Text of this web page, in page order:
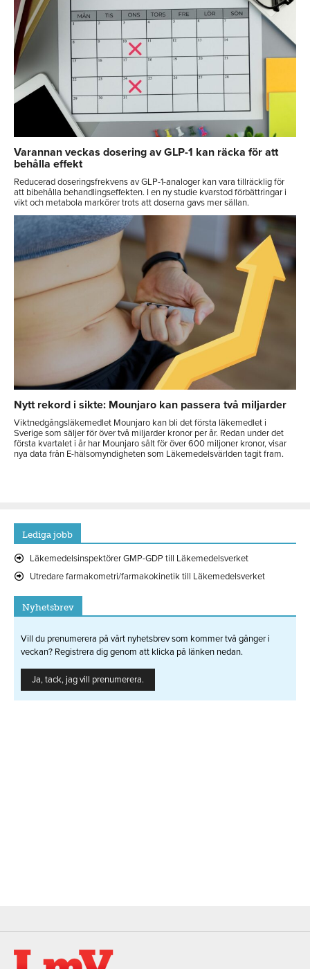
Varannan veckas dosering av GLP-1 kan räcka för att
behålla effekt
Reducerad doseringsfrekvens av GLP-1-analoger kan vara tillräcklig för
att bibehålla behandlingseffekten. I en ny studie kvarstod förbättringar i
vikt och metabola markörer trots att doserna gavs mer sällan.
Nytt rekord i sikte: Mounjaro kan passera två miljarder
Viktnedgångsläkemedlet Mounjaro kan bli det första läkemedlet i
Sverige som säljer för över två miljarder kronor per år. Redan under det
första kvartalet i år har Mounjaro sålt för över 600 miljoner kronor, visar
nya data från E-hälsomyndigheten som Läkemedelsvärlden tagit fram.
Lediga jobb
Läkemedelsinspektörer GMP-GDP till Läkemedelsverket
Utredare farmakometri/farmakokinetik till Läkemedelsverket
Nyhetsbrev
Vill du prenumerera på vårt nyhetsbrev som kommer två gånger i
veckan? Registrera dig genom att klicka på länken nedan.
Ja, tack, jag vill prenumerera.